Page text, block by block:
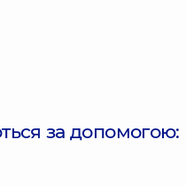
за допомогою: